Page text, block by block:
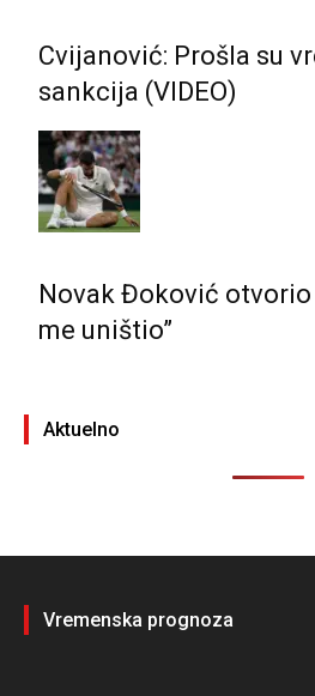
Cvijanović: Prošla su
sankcija (VIDEO)
Novak Đoković otvorio
me uništio”
Aktuelno
Vremenska prognoza